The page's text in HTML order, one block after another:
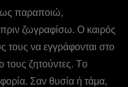
παραποιώ,
ζωγραφίσω. Ο καιρός
τους να εγγράφονται στο
τους ζητούντες. Tο
Σαν θυσία ή τάμα,